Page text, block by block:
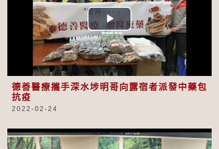
Play
Video
德善醫療攜手深水埗明哥向露宿者派發中藥包
抗疫
2022-02-24